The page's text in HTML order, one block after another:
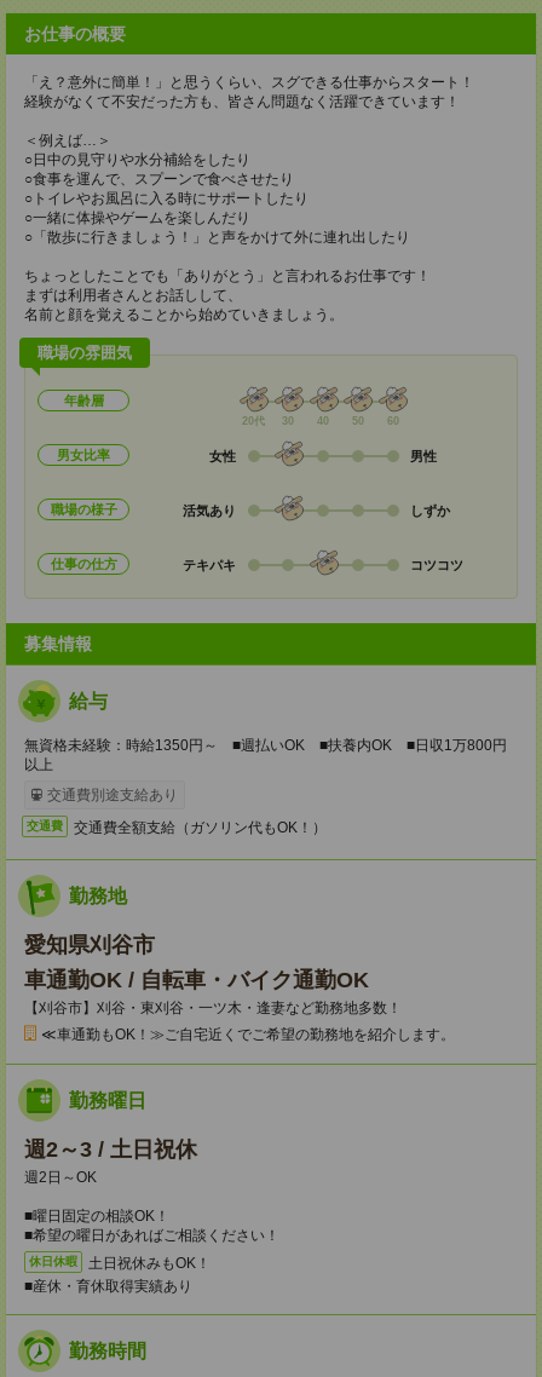
お仕事の概要
「え？意外に簡単！」と思うくらい、スグできる仕事からスタート！
経験がなくて不安だった方も、皆さん問題なく活躍できています！
＜例えば…＞
○日中の見守りや水分補給をしたり
○食事を運んで、スプーンで食べさせたり
○トイレやお風呂に入る時にサポートしたり
○一緒に体操やゲームを楽しんだり
○「散歩に行きましょう！」と声をかけて外に連れ出したり
ちょっとしたことでも「ありがとう」と言われるお仕事です！
まずは利用者さんとお話しして、
名前と顔を覚えることから始めていきましょう。
職場の雰囲気
年齢層
20代 30 40 50 60
男女比率 女性 男性
職場の様子 活気あり しずか
仕事の仕方 テキパキ コツコツ
募集情報
給与
無資格未経験：時給1350円～ ■週払いOK ■扶養内OK ■日収1万800円
以上
交通費別途支給あり
交通費 交通費全額支給（ガソリン代もOK！）
勤務地
愛知県刈谷市
車通勤OK / 自転車・バイク通勤OK
【刈谷市】刈谷・東刈谷・一ツ木・逢妻など勤務地多数！
≪車通勤もOK！≫ご自宅近くでご希望の勤務地を紹介します。
勤務曜日
週2～3 / 土日祝休
週2日～OK
■曜日固定の相談OK！
■希望の曜日があればご相談ください！
休日休暇
土日祝休みもOK！
■産休・育休取得実績あり
勤務時間